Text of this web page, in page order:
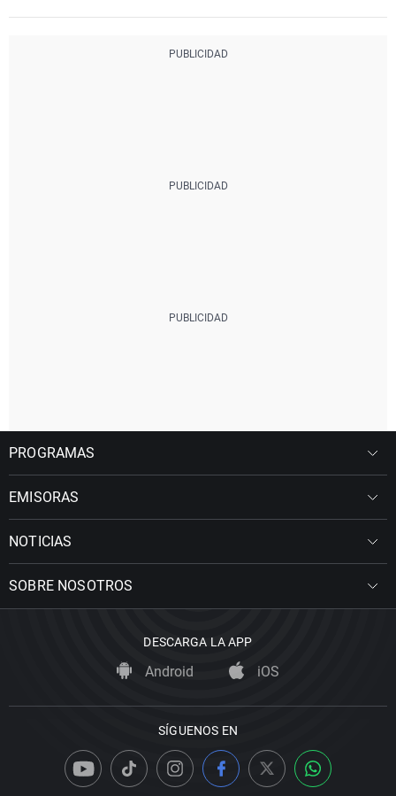
PROGRAMAS
EMISORAS
NOTICIAS
SOBRE NOSOTROS
DESCARGA LA APP
Android iOS
SÍGUENOS EN